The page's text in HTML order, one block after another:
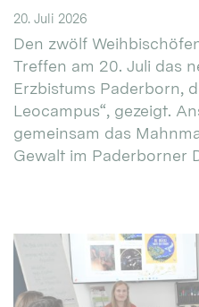
20. Juli 2026
Den zwölf
Treffen am 20. Juli das
Erzbistums Paderborn,
Leocampus“, gezeigt.
gemeinsam das
Gewalt im Paderborner